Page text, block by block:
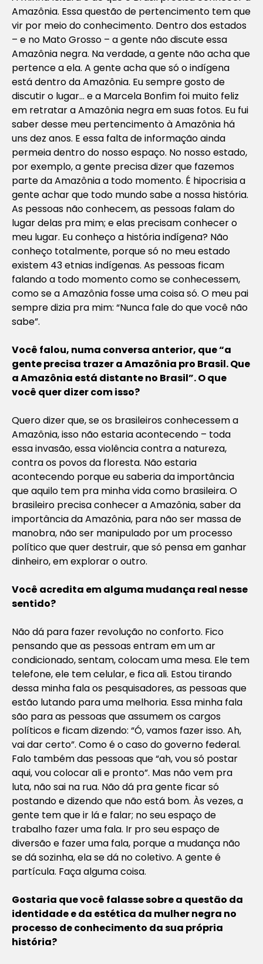
Amazônia. Essa questão de pertencimento tem que
vir por meio do conhecimento. Dentro dos estados
– e no Mato Grosso – a gente não discute essa
Amazônia negra. Na verdade, a gente não acha que
pertence a ela. A gente acha que só o indígena
está dentro da Amazônia. Eu sempre gosto de
discutir o lugar… e a Marcela Bonfim foi muito feliz
em retratar a Amazônia negra em suas fotos. Eu fui
saber desse meu pertencimento à Amazônia há
uns dez anos. E essa falta de informação ainda
permeia dentro do nosso espaço. No nosso estado,
por exemplo, a gente precisa dizer que fazemos
parte da Amazônia a todo momento. É hipocrisia a
gente achar que todo mundo sabe a nossa história.
As pessoas não conhecem, as pessoas falam do
lugar delas pra mim; e elas precisam conhecer o
meu lugar. Eu conheço a história indígena? Não
conheço totalmente, porque só no meu estado
existem 43 etnias indígenas. As pessoas ficam
falando a todo momento como se conhecessem,
como se a Amazônia fosse uma coisa só. O meu pai
sempre dizia pra mim: “Nunca fale do que você não
sabe”.
Você falou, numa conversa anterior, que “a
gente precisa trazer a Amazônia pro Brasil. Que
a Amazônia está distante no Brasil”. O que
você quer dizer com isso?
Quero dizer que, se os brasileiros conhecessem a
Amazônia, isso não estaria acontecendo – toda
essa invasão, essa violência contra a natureza,
contra os povos da floresta. Não estaria
acontecendo porque eu saberia da importância
que aquilo tem pra minha vida como brasileira. O
brasileiro precisa conhecer a Amazônia, saber da
importância da Amazônia, para não ser massa de
manobra, não ser manipulado por um processo
político que quer destruir, que só pensa em ganhar
dinheiro, em explorar o outro.
Você acredita em alguma mudança real nesse
sentido?
Não dá para fazer revolução no conforto. Fico
pensando que as pessoas entram em um ar
condicionado, sentam, colocam uma mesa. Ele tem
telefone, ele tem celular, e fica ali. Estou tirando
dessa minha fala os pesquisadores, as pessoas que
estão lutando para uma melhoria. Essa minha fala
são para as pessoas que assumem os cargos
políticos e ficam dizendo: “Ó, vamos fazer isso. Ah,
vai dar certo”. Como é o caso do governo federal.
Falo também das pessoas que “ah, vou só postar
aqui, vou colocar ali e pronto”. Mas não vem pra
luta, não sai na rua. Não dá pra gente ficar só
postando e dizendo que não está bom. Às vezes, a
gente tem que ir lá e falar; no seu espaço de
trabalho fazer uma fala. Ir pro seu espaço de
diversão e fazer uma fala, porque a mudança não
se dá sozinha, ela se dá no coletivo. A gente é
partícula. Faça alguma coisa.
Gostaria que você falasse sobre a questão da
identidade e da estética da mulher negra no
processo de conhecimento da sua própria
história?